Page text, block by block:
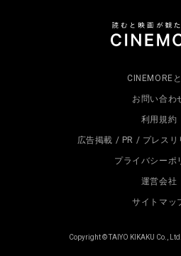
CINEMORE
お問い合わ
利用規約
広告掲載 / PR / プレスリ
プライバシーポ
運営会社
サイトマッ
Copyright © TAIYO KIKAKU Co.,